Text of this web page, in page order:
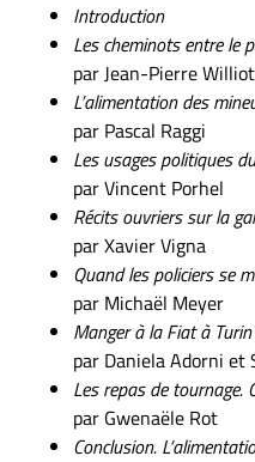
Introduction
Les cheminots entre le
par Jean-Pierre Williot
L’alimentation des
par Pascal Raggi
Les usages politiques
par Vincent Porhel
Récits ouvriers sur la
par Xavier Vigna
Quand les policiers se
par Michaël Meyer
Manger à la Fiat à
par Daniela Adorni et
Les repas de tournage.
par Gwenaële Rot
Conclusion.